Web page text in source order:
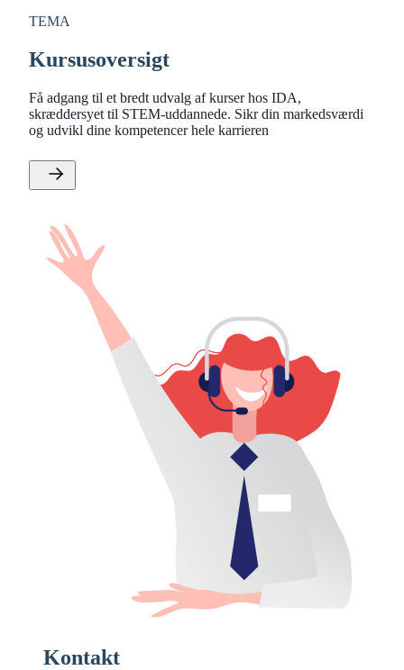
TEMA
Kursusoversigt
Få adgang til et bredt udvalg af kurser hos IDA,
skræddersyet til STEM-uddannede. Sikr din markedsværdi
og udvikl dine kompetencer hele karrieren
Kontakt